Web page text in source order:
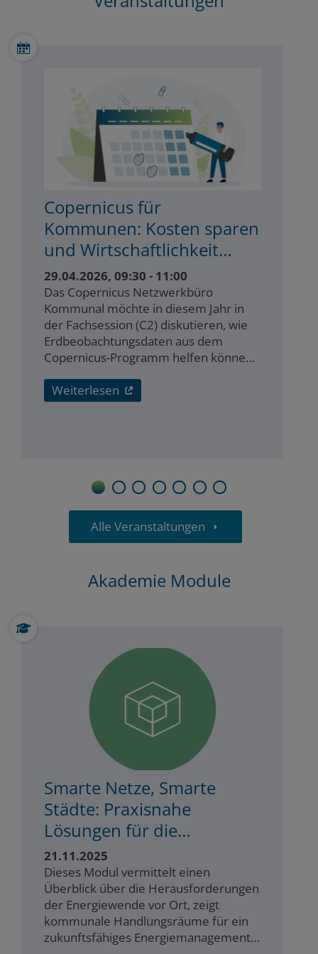
Copernicus für
Kommunen: Kosten sparen
und Wirtschaftlichkeit
steigern
29.04.2026, 09:30 - 11:00
Das Copernicus Netzwerkbüro
Kommunal möchte in diesem Jahr in
der Fachsession (C2) diskutieren, wie
Erdbeobachtungsdaten aus dem
Copernicus-Programm helfen können,
und wirtschaftlicher umzusetzen. In
unserer Session erwarten…
Weiterlesen
Alle Veranstaltungen
Akademie Module
Smarte Netze, Smarte
Städte: Praxisnahe
Lösungen für die
kommunale Energiewende
21.11.2025
Dieses Modul vermittelt einen
Überblick über die Herausforderungen
der Energiewende vor Ort, zeigt
kommunale Handlungsräume für ein
zukunftsfähiges Energiemanagement